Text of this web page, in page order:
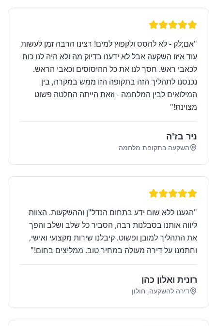
"אם;לק - לא להסס ולקפוץ למים! רצינו הרבה זמן לעשות
עוד איזו השקעה אבל לא ידענו בדיוק מה ולא היה לנו כוח
לכאבי ראש. חסך לנו את כל ההיסוסים וכאבי הראש.
נכנסנו לתהליך הזה בתקופה הזו ממש במקרה, בין
המילואים לבין המלחמה - וזאת הייתה החלטה פשוט
מצוינת!"
ניר בז'ה
השקעה בתקופת מלחמה
"הגענו ללא שום ידע בתחום הנדל"ן וההשקעות. הצוות
ליווה אותנו בסבלנות רבה, הסביר כל שלב ושלב והפך
את התהליך למובן ופשוט. קיבלנו שירות מקצועי ואישי,
וחתמנו על דירה מעולה במחיר טוב. ממליצים בחום!"
רונית ואלון כהן
דירה להשקעה, חולון